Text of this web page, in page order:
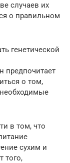
случаев их
о правильном
генетической
предпочитает
о том,
в том, что
сухим и
того,